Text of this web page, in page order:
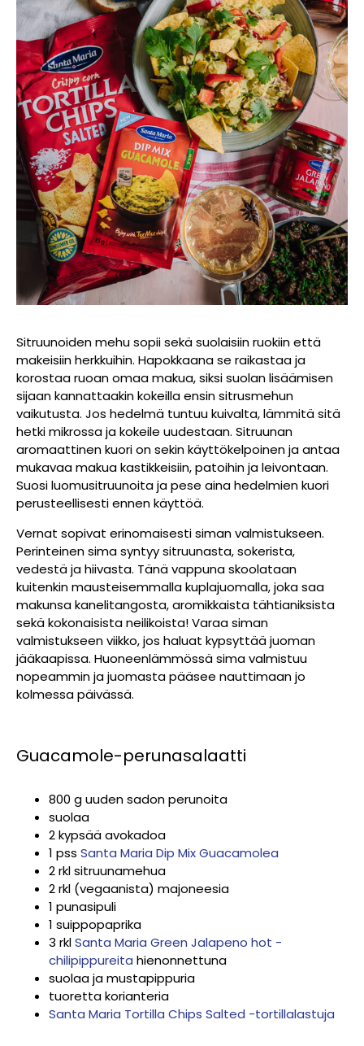
Sitruunoiden mehu sopii sekä suolaisiin ruokiin että
makeisiin herkkuihin. Hapokkaana se raikastaa ja
korostaa ruoan omaa makua, siksi suolan lisäämisen
sijaan kannattaakin kokeilla ensin sitrusmehun
vaikutusta. Jos hedelmä tuntuu kuivalta, lämmitä sitä
hetki mikrossa ja kokeile uudestaan. Sitruunan
aromaattinen kuori on sekin käyttökelpoinen ja antaa
mukavaa makua kastikkeisiin, patoihin ja leivontaan.
Suosi luomusitruunoita ja pese aina hedelmien kuori
perusteellisesti ennen käyttöä.
Vernat sopivat erinomaisesti siman valmistukseen.
Perinteinen sima syntyy sitruunasta, sokerista,
vedestä ja hiivasta. Tänä vappuna skoolataan
kuitenkin mausteisemmalla kuplajuomalla, joka saa
makunsa kanelitangosta, aromikkaista tähtianiksista
sekä kokonaisista neilikoista! Varaa siman
valmistukseen viikko, jos haluat kypsyttää juoman
jääkaapissa. Huoneenlämmössä sima valmistuu
nopeammin ja juomasta pääsee nauttimaan jo
kolmessa päivässä.
Guacamole-perunasalaatti
800 g uuden sadon perunoita
suolaa
2 kypsää avokadoa
1 pss Santa Maria Dip Mix Guacamolea
2 rkl sitruunamehua
2 rkl (vegaanista) majoneesia
1 punasipuli
1 suippopaprika
3 rklSanta Maria Green Jalapeno hot -
chilipippureita hienonnettuna
suolaa ja mustapippuria
tuoretta korianteria
Santa Maria Tortilla Chips Salted -tortillalastuja